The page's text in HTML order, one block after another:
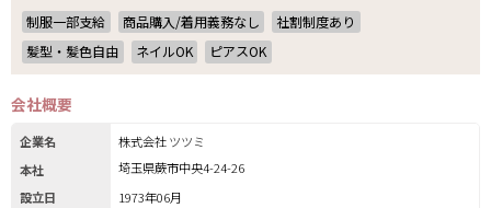
制服一部支給 商品購入/着用義務なし
社割制度あり
髪型・髪色自由
ネイルOK ピアスOK
会社概要
企業名
株式会社 ツツミ
本社
埼玉県蕨市中央4-24-26
設立日
1973年06月